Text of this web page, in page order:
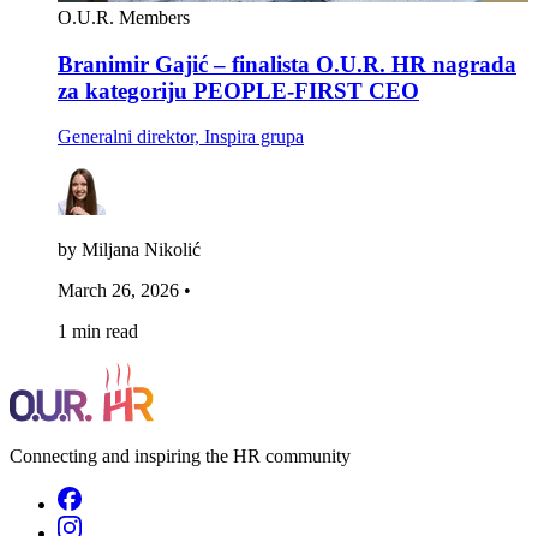
O.U.R. Members
Branimir Gajić – finalista O.U.R. HR nagrada
za kategoriju PEOPLE-FIRST CEO
Generalni direktor, Inspira grupa
by Miljana Nikolić
March 26, 2026 •
1 min read
Connecting and inspiring the HR community